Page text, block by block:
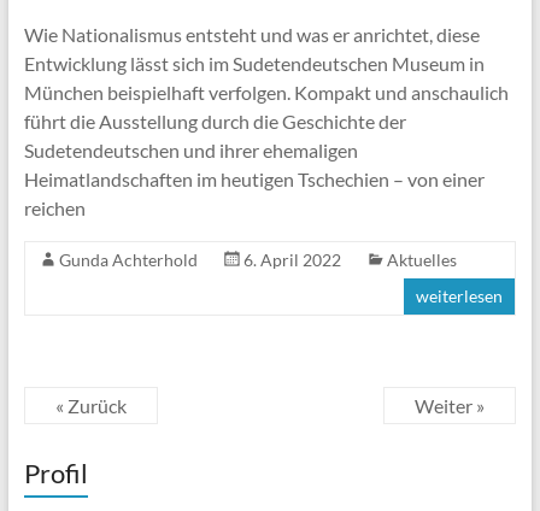
Wie Nationalismus entsteht und was er anrichtet, diese
Entwicklung lässt sich im Sudetendeutschen Museum in
München beispielhaft verfolgen. Kompakt und anschaulich
führt die Ausstellung durch die Geschichte der
Sudetendeutschen und ihrer ehemaligen
Heimatlandschaften im heutigen Tschechien – von einer
reichen
Gunda Achterhold 6. April 2022
Aktuelles
weiterlesen
« Zurück Weiter »
Profil